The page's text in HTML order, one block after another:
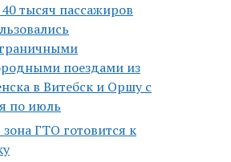
тысяч пассажиров
поездами из
в Витебск и Оршу с
по июль
ГТО готовится к